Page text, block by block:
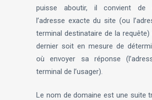
puisse aboutir, il convient de
l’adresse exacte du site (ou
terminal destinataire de la
dernier soit en mesure de
où envoyer sa réponse
terminal de l’usager).
Le nom de domaine est une suite